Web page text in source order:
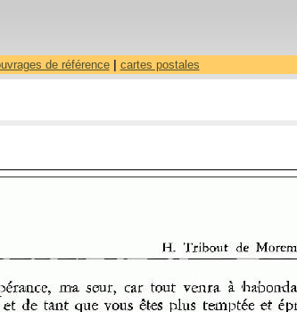
de référence| cartes postales